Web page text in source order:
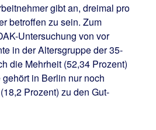
gibt an, dreimal pro
betroffen zu sein. Zum
Untersuchung von vor
in der Altersgruppe der 35-
die Mehrheit (52,34 Prozent)
in Berlin nur noch
Prozent) zu den Gut-